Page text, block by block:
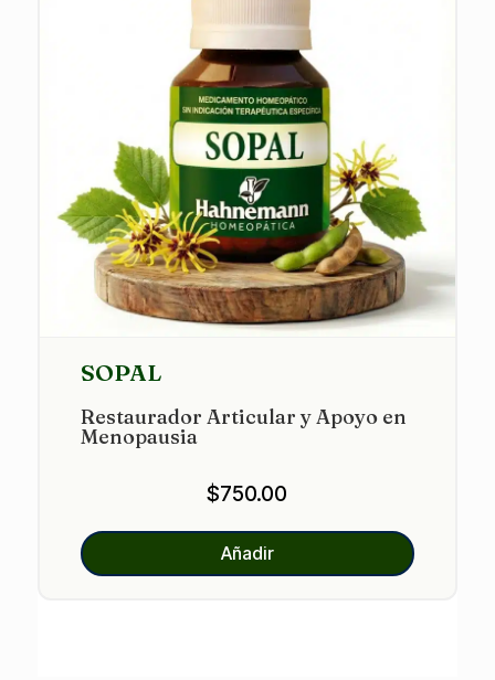
SOPAL
Restaurador Articular y Apoyo en
Menopausia
$750.00
Añadir